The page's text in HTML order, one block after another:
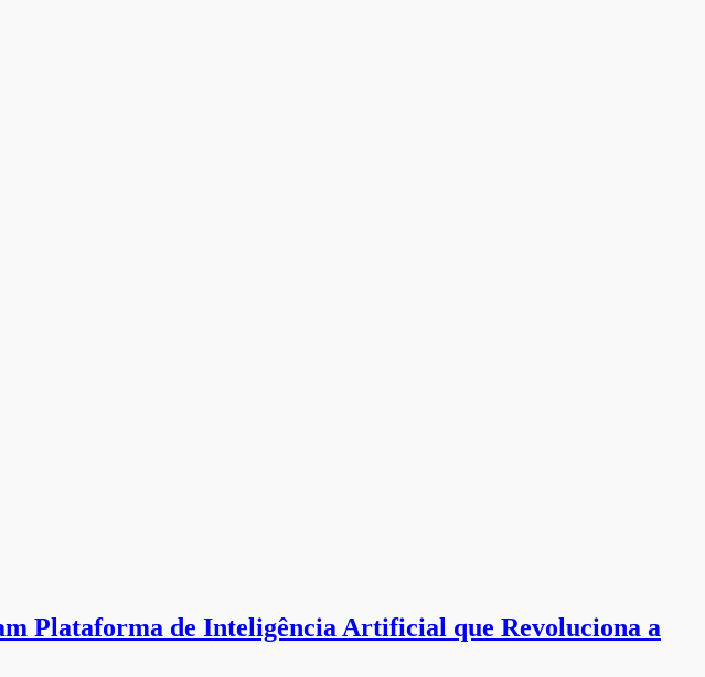
Plataforma de Inteligência Artificial que Revoluciona a